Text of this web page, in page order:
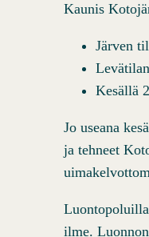
Kaunis
Järven
Kesällä
Jo useana
ja tehneet
ilme.